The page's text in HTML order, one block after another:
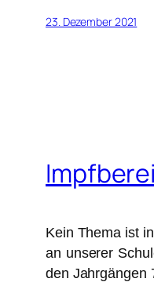
23. Dezember 2021
Kein Thema ist
an unserer
den Jahrgängen